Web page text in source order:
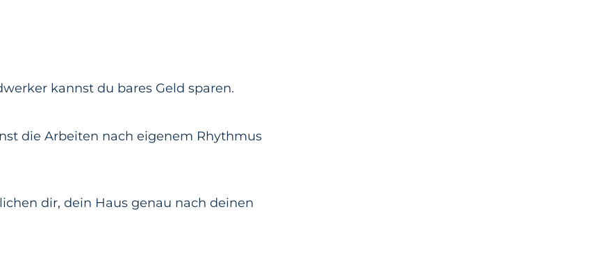
kannst du bares Geld sparen.
die Arbeiten nach eigenem Rhythmus
dir, dein Haus genau nach deinen